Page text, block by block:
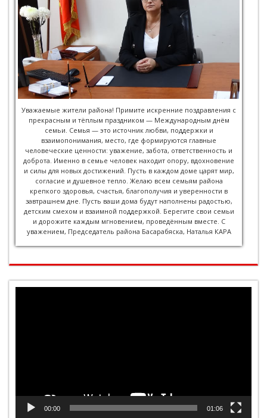
Уважаемые жители района! Примите искренние поздравления с
прекрасным и тёплым праздником — Международным днём
семьи. Семья — это источник любви, поддержки и
взаимопонимания, место, где формируются главные
человеческие ценности: уважение, забота, ответственность и
доброта. Именно в семье человек находит опору, вдохновение
и силы для новых достижений. Пусть в каждом доме царят мир,
согласие и душевное тепло. Желаю всем семьям района
крепкого здоровья, счастья, благополучия и уверенности в
завтрашнем дне. Пусть ваши дома будут наполнены радостью,
детским смехом и взаимной поддержкой. Берегите свои семьи
и дорожите каждым мгновением, проведённым вместе. С
уважением, Председатель района Басарабяска, Наталья КАРА
00:00 01:06